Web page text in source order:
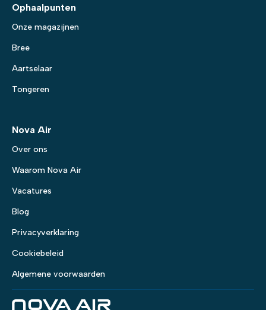
Ophaalpunten
Onze magazijnen
Bree
Aartselaar
Tongeren
Nova Air
Over ons
Waarom Nova Air
Vacatures
Blog
Privacyverklaring
Cookiebeleid
Algemene voorwaarden